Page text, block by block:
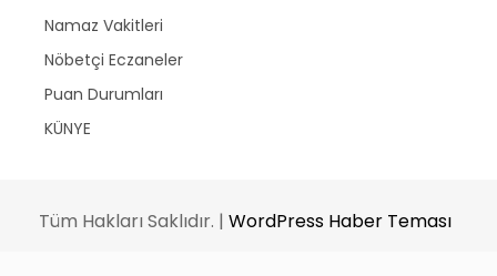
Namaz Vakitleri
Nöbetçi Eczaneler
Puan Durumları
KÜNYE
Tüm Hakları Saklıdır. | WordPress Haber Teması